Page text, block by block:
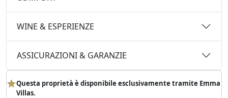
WINE & ESPERIENZE
ASSICURAZIONI & GARANZIE
Questa proprietà è disponibile esclusivamente tramite Emma
Villas.